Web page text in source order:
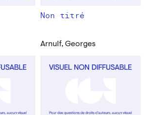
Non titré
Arnulf, Georges